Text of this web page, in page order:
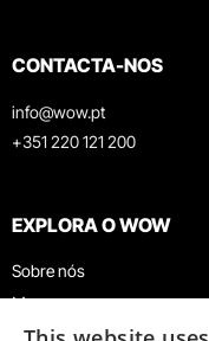
CONTACTA-NOS
info@wow.pt
+351 220 121 200
EXPLORA O WOW
Sobre nós
Museus
Agenda